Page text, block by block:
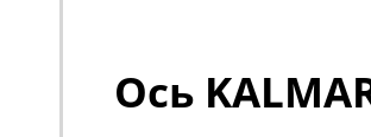
Ось